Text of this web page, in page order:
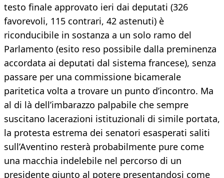
testo finale approvato ieri dai deputati (326
favorevoli, 115 contrari, 42 astenuti) è
riconducibile in sostanza a un solo ramo del
Parlamento (esito reso possibile dalla preminenza
accordata ai deputati dal sistema francese), senza
passare per una commissione bicamerale
paritetica volta a trovare un punto d’incontro. Ma
al di là dell’imbarazzo palpabile che sempre
suscitano lacerazioni istituzionali di simile portata,
la protesta estrema dei senatori esasperati saliti
sull’Aventino resterà probabilmente pure come
una macchia indelebile nel percorso di un
presidente giunto al potere presentandosi come